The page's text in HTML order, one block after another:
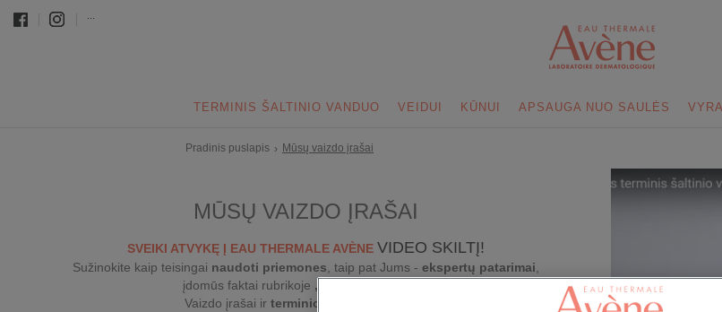
TERMINIS ŠALTINIO VANDUO VEIDUI KŪNUI APSAUGA NUO SAULĖS
Pradinis puslapis › Mūsų vaizdo įrašai
MŪSŲ VAIZDO ĮRAŠAI
SVEIKI ATVYKĘ Į EAU THERMALE AVÈNE VIDEO SKILTĮ!
Sužinokite kaip teisingai naudoti priemones , taip pat Jums - ekspertų patarimai
įdomūs faktai rubrikoje „Ar žinote, kad...?
Vaizdo įrašai ir terminio vandens istorija.